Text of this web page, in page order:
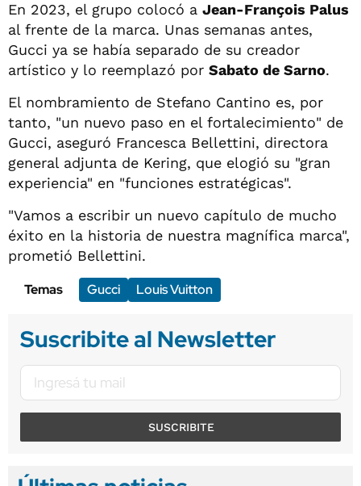
En 2023, el grupo colocó a Jean-François Palus
al frente de la marca. Unas semanas antes,
Gucci ya se había separado de su creador
artístico y lo reemplazó por Sabato de Sarno.
El nombramiento de Stefano Cantino es, por
tanto, "un nuevo paso en el fortalecimiento" de
Gucci, aseguró Francesca Bellettini, directora
general adjunta de Kering, que elogió su "gran
experiencia" en "funciones estratégicas".
"Vamos a escribir un nuevo capítulo de mucho
éxito en la historia de nuestra magnífica marca",
prometió Bellettini.
Temas
Gucci Louis Vuitton
Suscribite al Newsletter
SUSCRIBITE